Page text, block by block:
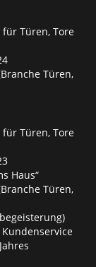
für Türen, Tore
Türen,
für Türen, Tore
Haus“
Türen,
Kundenservice